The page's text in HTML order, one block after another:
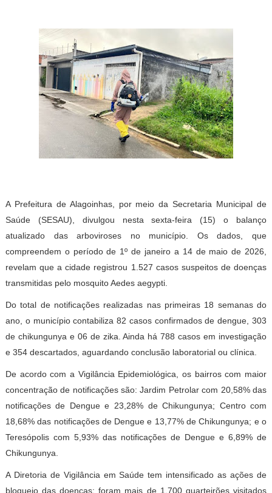
A Prefeitura de Alagoinhas, por meio da Secretaria Municipal de
Saúde (SESAU), divulgou nesta sexta-feira (15) o balanço
atualizado das arboviroses no município. Os dados, que
compreendem o período de 1º de janeiro a 14 de maio de 2026,
revelam que a cidade registrou 1.527 casos suspeitos de doenças
transmitidas pelo mosquito Aedes aegypti.
Do total de notificações realizadas nas primeiras 18 semanas do
ano, o município contabiliza 82 casos confirmados de dengue, 303
de chikungunya e 06 de zika. Ainda há 788 casos em investigação
e 354 descartados, aguardando conclusão laboratorial ou clínica.
De acordo com a Vigilância Epidemiológica, os bairros com maior
concentração de notificações são: Jardim Petrolar com 20,58% das
notificações de Dengue e 23,28% de Chikungunya; Centro com
18,68% das notificações de Dengue e 13,77% de Chikungunya; e o
Teresópolis com 5,93% das notificações de Dengue e 6,89% de
Chikungunya.
A Diretoria de Vigilância em Saúde tem intensificado as ações de
bloqueio das doenças: foram mais de 1.700 quarteirões visitados